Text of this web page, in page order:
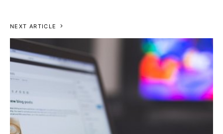
NEXT ARTICLE